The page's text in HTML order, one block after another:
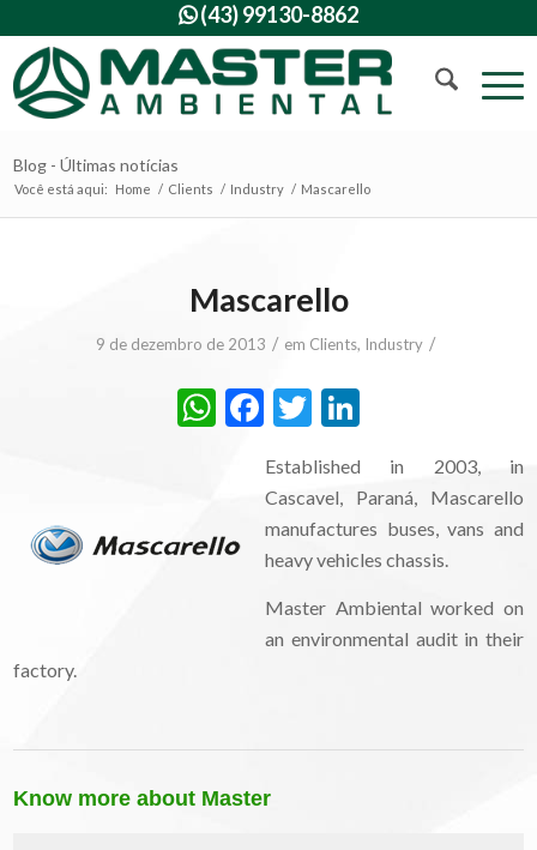
(43) 99130-8862
Blog - Últimas notícias
Você está aqui: Home / Clients / Industry / Mascarello
Mascarello
9 de dezembro de 2013 / em Clients, Industry /
WhatsApp
Facebook
Twitter
Established in 2003, in
Cascavel, Paraná, Mascarello
manufactures buses, vans and
heavy vehicles chassis.
Master Ambiental worked on
an environmental audit in their
factory.
Know more about Master